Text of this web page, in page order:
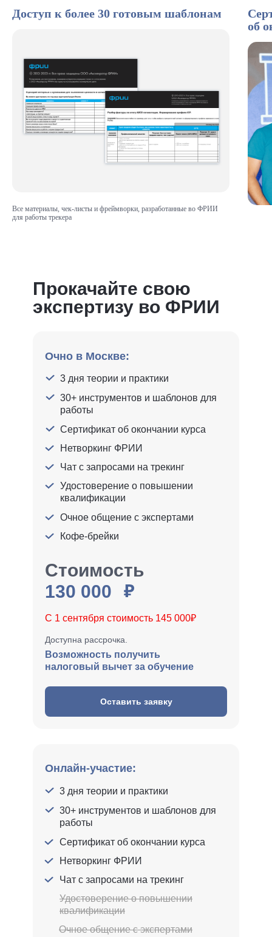
Доступ к более 30 готовым шаблонам
Все материалы, чек-листы и фреймворки, разработанные во ФРИИ
для работы трекера
об
Прокачайте свою
экспертизу во ФРИИ
Стоимость
Доступна рассрочка.
Возможность получить
налоговый вычет за обучение
Оставить заявку
3 дня теории и практики
30+ инструментов и шаблонов для
работы
Сертификат об окончании курса
Нетворкинг ФРИИ
Чат с запросами на трекинг
Удостоверение о повышении
квалификации
Очное общение с экспертами
Кофе-брейки
С 1 сентября стоимость 145 000₽
Очно в Москве:
3 дня теории и практики
30+ инструментов и шаблонов для
работы
Сертификат об окончании курса
Нетворкинг ФРИИ
Чат с запросами на трекинг
Онлайн-участие:
Удостоверение о повышении
квалификации
Очное общение с экспертами
130 000